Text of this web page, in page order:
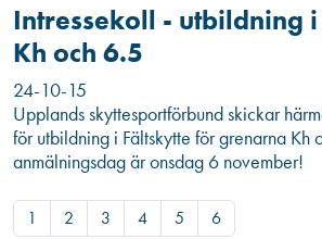
Intressekoll - utbildning
Kh och 6.5
24-10-15
Upplands skyttesportförbund skickar
för utbildning i Fältskytte för grenarna Kh
anmälningsdag är onsdag 6 november!
1 2 3 4 5 6